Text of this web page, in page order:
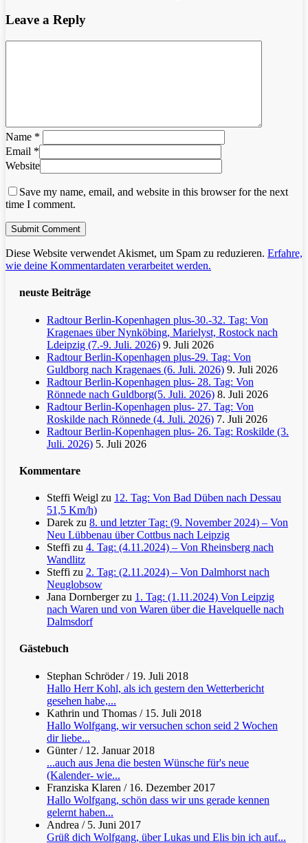
Leave a Reply
Name *
Email *
Website
Save my name, email, and website in this browser for the next
time I comment.
Diese Website verwendet Akismet, um Spam zu reduzieren. Erfahre,
wie deine Kommentardaten verarbeitet werden.
neuste Beiträge
Radtour Berlin-Kopenhagen plus-30.-32. Tag: Von
Kragenaes über Nynköbing, Marielyst, Rostock nach
Ldeipzig (7.-9. Juli. 2026) 9. Juli 2026
Radtour Berlin-Kopenhagen plus-29. Tag: Von
Guldborg nach Kragenaes (6. Juli. 2026) 9. Juli 2026
Radtour Berlin-Kopenhagen plus- 28. Tag: Von
Rönnede nach Guldborg(5. Juli. 2026) 8. Juli 2026
Radtour Berlin-Kopenhagen plus- 27. Tag: Von
Roskilde nach Rönnede (4. Juli. 2026) 7. Juli 2026
Radtour Berlin-Kopenhagen plus- 26. Tag: Roskilde (3.
Juli. 2026) 5. Juli 2026
Kommentare
Steffi Weigl zu 12. Tag: Von Bad Düben nach Dessau
51,5 Km/h)
Darek zu 8. und letzter Tag: (9. November 2024) – Von
Neu Lübbenau über Cottbus nach Leipzig
Steffi zu 4. Tag: (4.11.2024) – Von Rheinsberg nach
Wandlitz
Steffi zu 2. Tag: (2.11.2024) – Von Dalmhorst nach
Neuglobsow
Jana Dornbergerzu 1. Tag: (1.11.2024) Von Leipzig
nach Waren und von Waren über die Havelquelle nach
Dalmsdorf
Gästebuch
Stephan Schröder/ 19. Juli 2018
Hallo Herr Kohl, als ich gestern den Wetterbericht
gesehen habe,...
Kathrin und Thomas / 15. Juli 2018
Hallo Wolfgang, wir versuchen schon seid 2 Wochen
dir liebe...
Günter/ 12. Januar 2018
...auch aus Jena die besten Wünsche für's neue
(Kalender- wie...
Franziska Klaren / 16. Dezember 2017
Hallo Wolfgang, schön dass wir uns gerade kennen
gelernt haben...
Andrea / 5. Juni 2017
Grüß dich Wolfgang, über Lukas und Elis bin ich auf...